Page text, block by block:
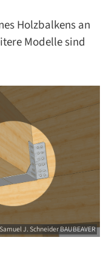
Holzbalkens an
Modelle sind
J. Schneider BAUBEAVER